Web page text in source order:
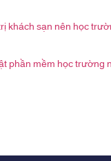
khách sạn nên học
phần mềm học trường